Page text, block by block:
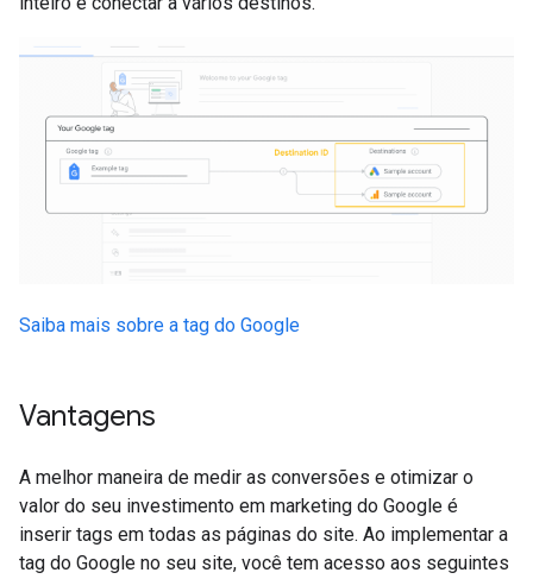
Saiba mais sobre a tag do Google
Vantagens
A melhor maneira de medir as conversões e otimizar o
valor do seu investimento em marketing do Google é
inserir tags em todas as páginas do site. Ao implementar a
tag do Google no seu site, você tem acesso aos seguintes